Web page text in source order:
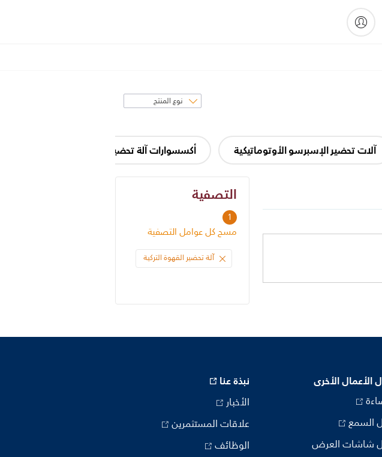
فرز
حسب
آلات تحضير الإسبرسو الأوتوماتيكية أكسسوارات آلة تحضير القهوة وأجزاؤها
التصفية
1 التصفية
مسح كل عوامل التصفية
آلة تحضير القهوة التركية
الأعمال الأخرى
السمع
شاشات العرض
نبذة عنا
الأخبار
علاقات المستثمرين
الوظائف